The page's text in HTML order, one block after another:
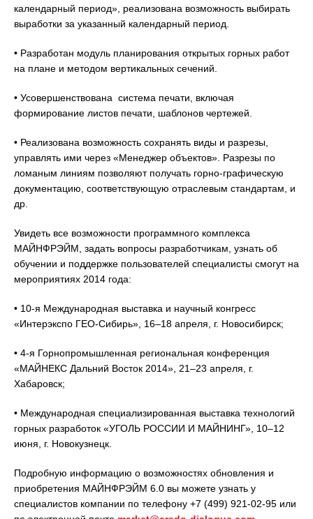
календарный период», реализована возможность выбирать
выработки за указанный календарный период.
• Разработан модуль планирования открытых горных работ
на плане и методом вертикальных сечений.
• Усовершенствована система печати, включая
формирование листов печати, шаблонов чертежей.
• Реализована возможность сохранять виды и разрезы,
управлять ими через «Менеджер объектов». Разрезы по
ломаным линиям позволяют получать горно-графическую
документацию, соответствующую отраслевым стандартам, и
др.
Увидеть все возможности программного комплекса
МАЙНФРЭЙМ, задать вопросы разработчикам, узнать об
обучении и поддержке пользователей специалисты смогут на
мероприятиях 2014 года:
• 10-я Международная выставка и научный конгресс
«Интерэкспо ГЕО-Сибирь», 16–18 апреля, г. Новосибирск;
• 4-я Горнопромышленная региональная конференция
«МАЙНЕКС Дальний Восток 2014», 21–23 апреля, г.
Хабаровск;
• Международная специализированная выставка технологий
горных разработок «УГОЛЬ РОССИИ И МАЙНИНГ», 10–12
июня, г. Новокузнецк.
Подробную информацию о возможностях обновления и
приобретения МАЙНФРЭЙМ 6.0 вы можете узнать у
специалистов компании по телефону +7 (499) 921-02-95 или